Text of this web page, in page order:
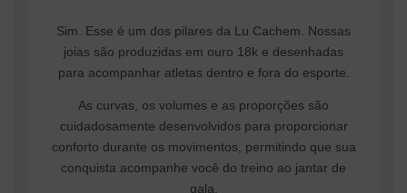
Sim. Esse é um dos pilares da Lu Cachem. Nossas
joias são produzidas em ouro 18k e desenhadas
para acompanhar atletas dentro e fora do esporte.
As curvas, os volumes e as proporções são
cuidadosamente desenvolvidos para proporcionar
conforto durante os movimentos, permitindo que sua
conquista acompanhe você do treino ao jantar de
gala.